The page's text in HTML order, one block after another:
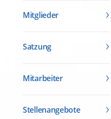
Mitglieder
Satzung
Mitarbeiter
Stellenangebote